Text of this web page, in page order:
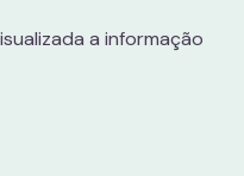
a informação